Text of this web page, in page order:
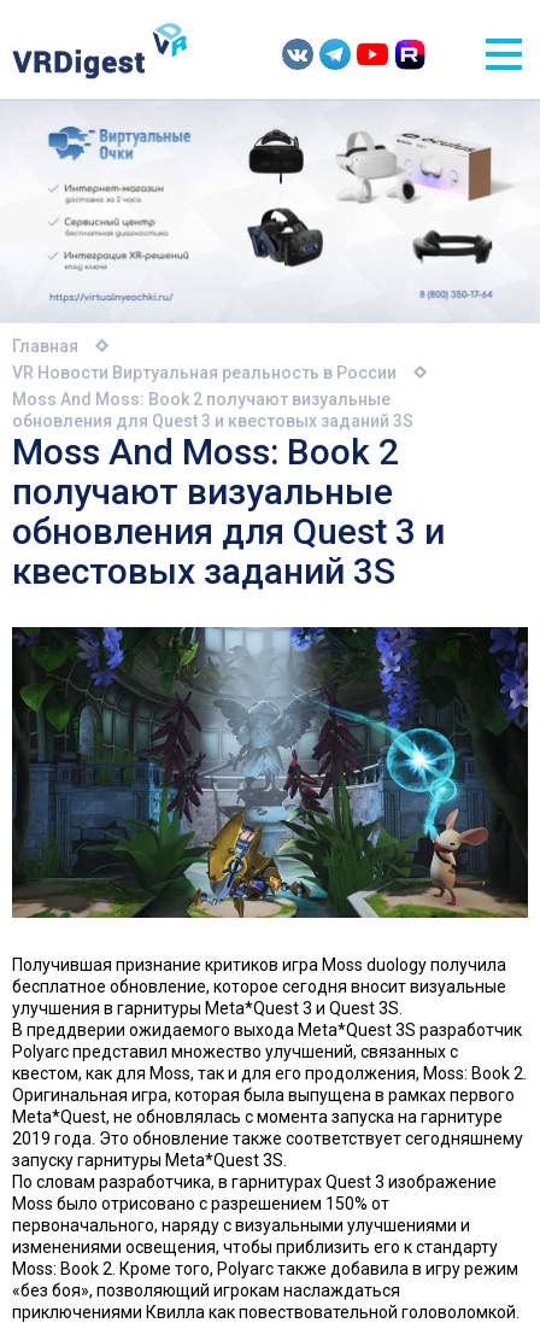
Главная
VR Новости Виртуальная реальность в России
Moss And Moss: Book 2 получают визуальные
обновления для Quest 3 и квестовых заданий 3S
Moss And Moss: Book 2
получают визуальные
обновления для Quest 3 и
квестовых заданий 3S
Получившая признание критиков игра Moss duology получила
бесплатное обновление, которое сегодня вносит визуальные
улучшения в гарнитуры Meta*Quest 3 и Quest 3S.
В преддверии ожидаемого выхода Meta*Quest 3S разработчик
Polyarc представил множество улучшений, связанных с
квестом, как для Moss, так и для его продолжения, Moss: Book 2.
Оригинальная игра, которая была выпущена в рамках первого
Meta*Quest, не обновлялась с момента запуска на гарнитуре
2019 года. Это обновление также соответствует сегодняшнему
запуску гарнитуры Meta*Quest 3S.
По словам разработчика, в гарнитурах Quest 3 изображение
Moss было отрисовано с разрешением 150% от
первоначального, наряду с визуальными улучшениями и
изменениями освещения, чтобы приблизить его к стандарту
Moss: Book 2. Кроме того, Polyarc также добавила в игру режим
«без боя», позволяющий игрокам наслаждаться
приключениями Квилла как повествовательной головоломкой.